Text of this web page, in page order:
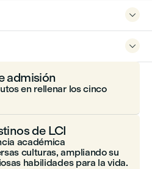


admisión
en rellenar los cinco
de LCI
académica
culturas, ampliando su
habilidades para la vida.